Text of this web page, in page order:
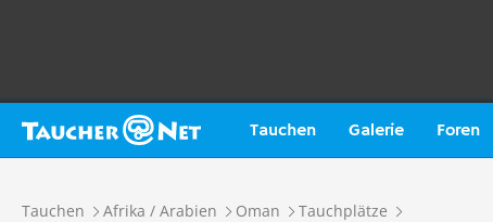
Tauchen Galerie Foren
Tauchen Afrika / Arabien Oman Tauchplätze